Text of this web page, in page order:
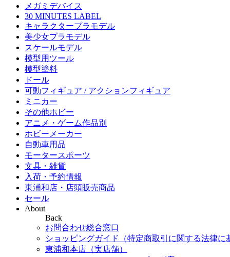
メガミデバイス
30 MINUTES LABEL
キャラクタープラモデル
美少女プラモデル
スケールモデル
模型用ツール
模型塗料
ドール
可動フィギュア / アクションフィギュア
ミニカー
その他ホビー
アニメ・ゲーム作品別
ホビーメーカー
自動車用品
モータースポーツ
文具・雑貨
入荷・予約情報
東浦和店・店頭販売商品
セール
About
Back
お問合わせ総合窓口
ショッピングガイド（特定商取引に関する法律に
東浦和本店（実店舗）